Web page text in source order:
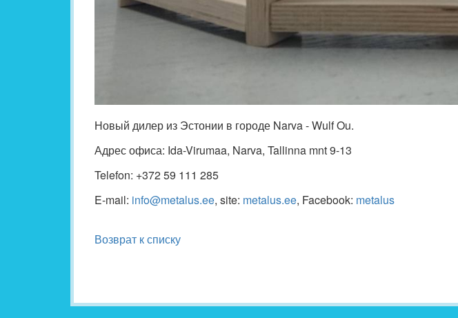
Новый дилер из Эстонии в городе Narva - Wulf Ou.
Адрес офиса: Ida-Virumaa, Narva, Tallinna mnt 9-13
Telefon: +372 59 111 285
E-mail: info@metalus.ee, site: metalus.ee, Facebook: metalus
Возврат к списку